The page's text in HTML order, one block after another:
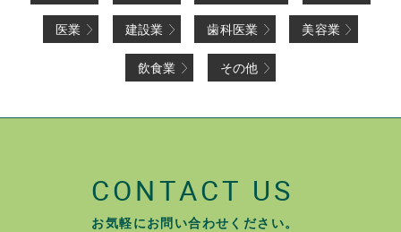
医業 建設業 歯科医業 美容業
飲食業 その他
CONTACT US
お気軽にお問い合わせください。